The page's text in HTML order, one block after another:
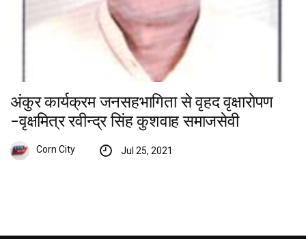
अंकुर कार्यक्रम जनसहभागिता से वृहद वृक्षारोपण
-वृक्षमित्र रवीन्द्र सिंह कुशवाह समाजसेवी
Corn City Jul 25, 2021